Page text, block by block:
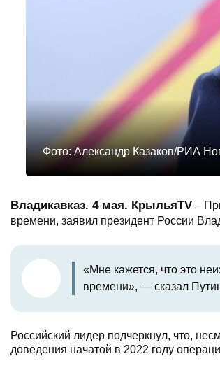
Фото: Александр Казаков/РИА
Владикавказ. 4 мая. КрыльяTV –
времени, заявил президент России
«Мне кажется, что это
времени», — сказал
Российский лидер подчеркнул, что,
доведения начатой в 2022 году